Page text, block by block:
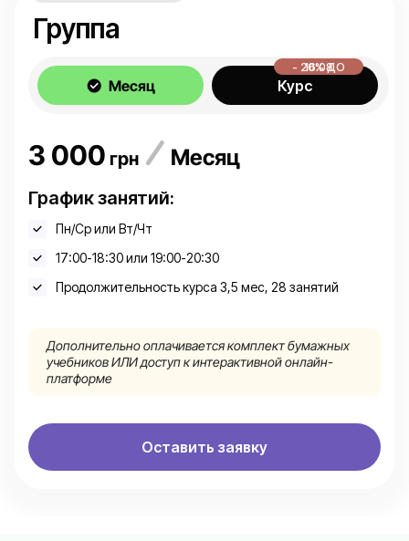
Группа
Месяц Курс
- 20% ДО 16.08
3 000 грн Месяц
График занятий:
Пн/Ср или Вт/Чт
17:00-18:30 или 19:00-20:30
Продолжительность курса 3,5 мес, 28 занятий
Дополнительно оплачивается комплект бумажных
учебников ИЛИ доступ к интерактивной онлайн-
платформе
Оставить заявку